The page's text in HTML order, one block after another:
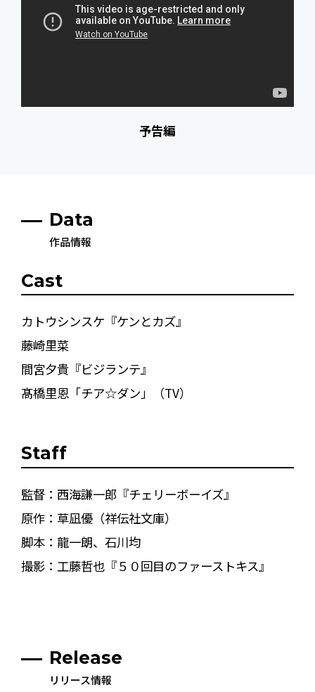
予告編
Data
作品情報
Cast
カトウシンスケ『ケンとカズ』
藤崎里菜
間宮夕貴『ビジランテ』
髙橋里恩「チア☆ダン」（TV）
Staff
監督：西海謙一郎『チェリーボーイズ』
原作：草凪優（祥伝社文庫）
脚本：龍一朗、石川均
撮影：工藤哲也『５０回目のファーストキス』
Release
リリース情報